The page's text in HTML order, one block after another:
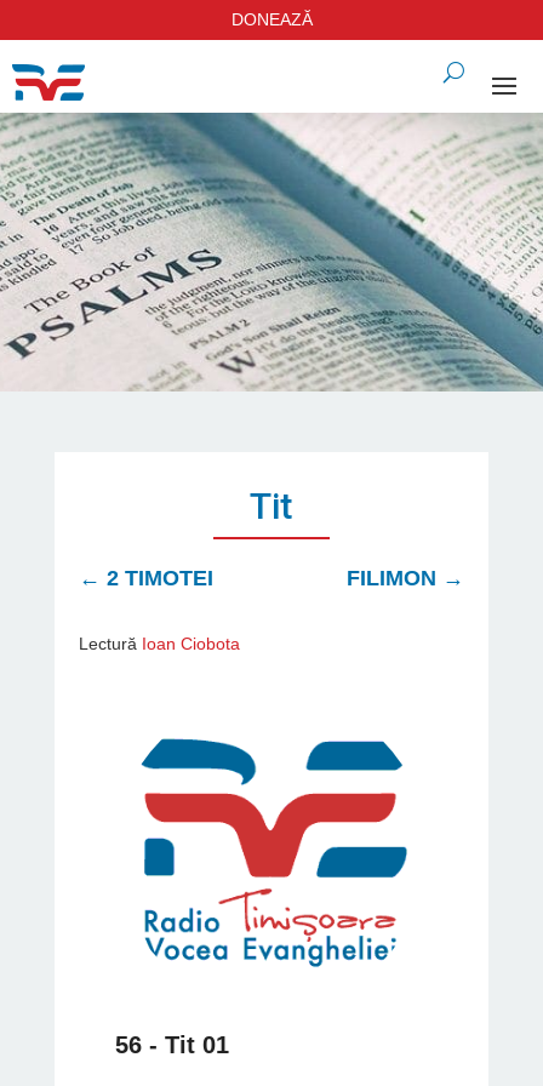
DONEAZĂ
Tit
← 2 TIMOTEI FILIMON →
Lectură Ioan Ciobota
56 - Tit 01